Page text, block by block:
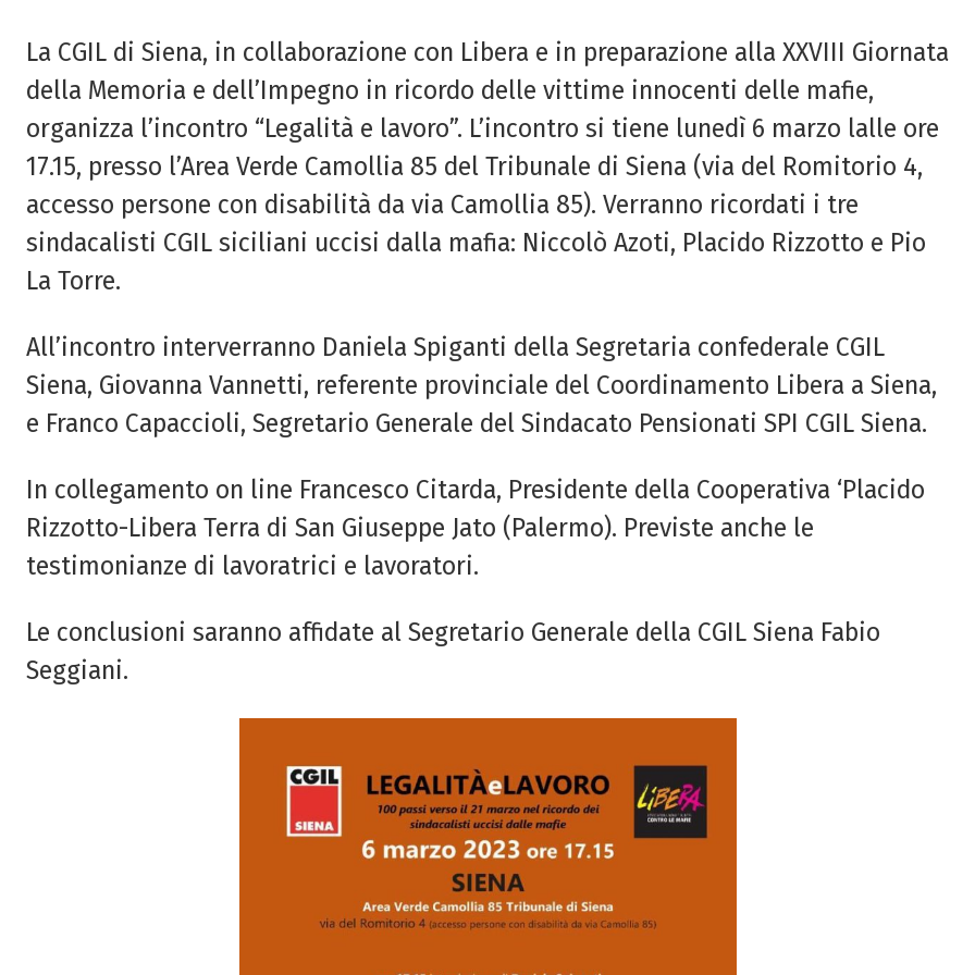
La CGIL di Siena, in collaborazione con Libera e in preparazione alla XXVIII Giornata
della Memoria e dell’Impegno in ricordo delle vittime innocenti delle mafie,
organizza l’incontro “Legalità e lavoro”. L’incontro si tiene lunedì 6 marzo lalle ore
17.15, presso l’Area Verde Camollia 85 del Tribunale di Siena (via del Romitorio 4,
accesso persone con disabilità da via Camollia 85). Verranno ricordati i tre
sindacalisti CGIL siciliani uccisi dalla mafia: Niccolò Azoti, Placido Rizzotto e Pio
La Torre.
All’incontro interverranno Daniela Spiganti della Segretaria confederale CGIL
Siena, Giovanna Vannetti, referente provinciale del Coordinamento Libera a Siena,
e Franco Capaccioli, Segretario Generale del Sindacato Pensionati SPI CGIL Siena.
In collegamento on line Francesco Citarda, Presidente della Cooperativa ‘Placido
Rizzotto-Libera Terra di San Giuseppe Jato (Palermo). Previste anche le
testimonianze di lavoratrici e lavoratori.
Le conclusioni saranno affidate al Segretario Generale della CGIL Siena Fabio
Seggiani.